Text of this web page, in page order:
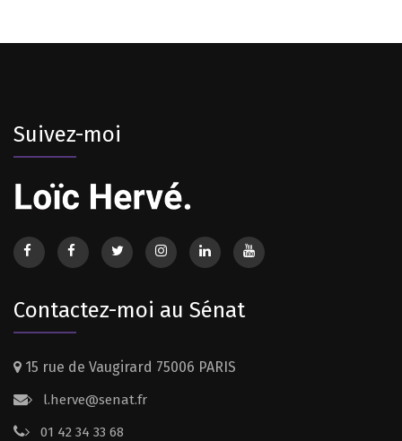
Suivez-moi
Contactez-moi au Sénat
15 rue de Vaugirard 75006 PARIS
l.herve@senat.fr
01 42 34 33 68